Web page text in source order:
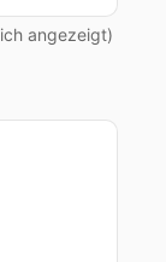
angezeigt)